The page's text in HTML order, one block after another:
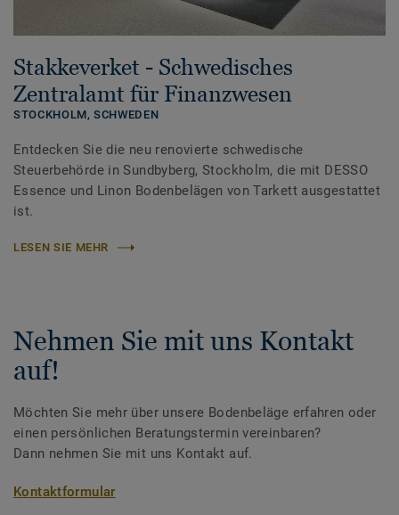
Stakkeverket - Schwedisches
Zentralamt für Finanzwesen
STOCKHOLM,SCHWEDEN
Entdecken Sie die neu renovierte schwedische
Steuerbehörde in Sundbyberg, Stockholm, die mit DESSO
Essence und Linon Bodenbelägen von Tarkett ausgestattet
ist.
LESEN SIE MEHR
Nehmen Sie mit uns Kontakt
auf!
Möchten Sie mehr über unsere Bodenbeläge erfahren oder
einen persönlichen Beratungstermin vereinbaren?
Dann nehmen Sie mit uns Kontakt auf.
Kontaktformular